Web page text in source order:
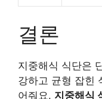
결론
지중해식 식단은
강하고 균형 잡힌
어줘요. 지중해식